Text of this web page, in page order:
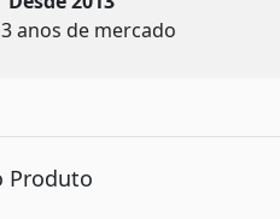
anos de mercado
Produto